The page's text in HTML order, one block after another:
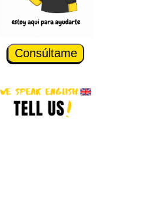
Consúltame